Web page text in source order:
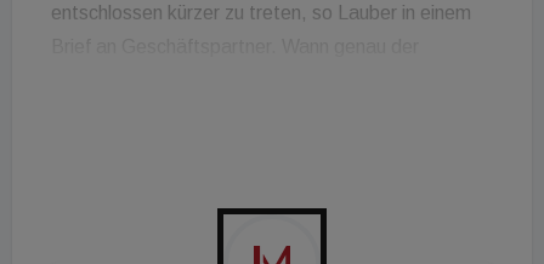
entschlossen kürzer zu treten, so Lauber in einem
Gasvertrieb zusammenfusioniert und samt Festakt
zu Engie Austria umgetauft. Die Ansage damals: